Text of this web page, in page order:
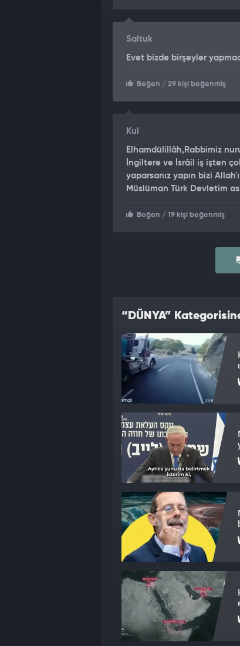
Saltuk
Evet bizde birşeyler
Beğen / 29 kişi beğenmiş
Kul
Elhamdülillâh,Rabbimiz
İngiltere ve İsrâil iş işten
yaparsanız yapın bizi
Müslüman Türk Devletim
Beğen / 19 kişi beğenmiş
“DÜNYA”